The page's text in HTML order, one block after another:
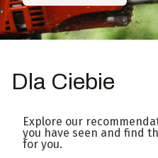
Dla Ciebie
Explore our
you have seen and find
for you.